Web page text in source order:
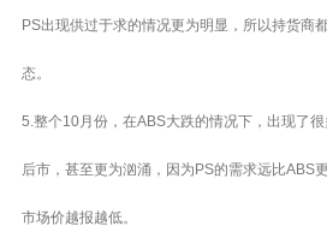
PS出现供过于求的情况更为明显，所以持货商
态。
5.整个10月份，在ABS大跌的情况下，出现了
后市，甚至更为汹涌，因为PS的需求远比ABS
市场价越报越低。